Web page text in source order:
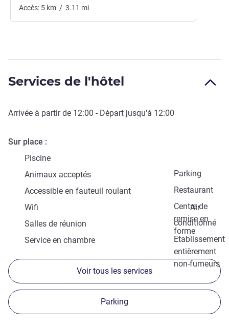
Accès: 5 km / 3.11 mi
Services de l'hôtel
Arrivée à partir de 12:00 - Départ jusqu'à 12:00
Sur place
Piscine
Parking
Animaux acceptés
Restaurant
Accessible en fauteuil roulant
Centre de
remise en
forme
Wifi
Air
conditionné
Salles de réunion
Etablissement
entièrement
non-fumeurs
Service en chambre
Voir tous les services
Parking